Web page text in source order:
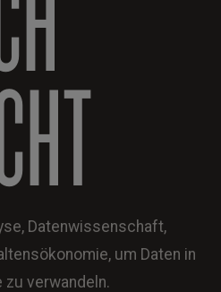
Datenwissenschaft,
um Daten in
verwandeln.